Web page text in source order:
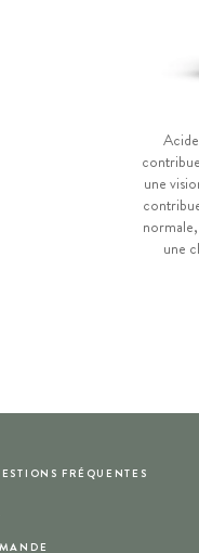
une
une
FRÉQUENTES